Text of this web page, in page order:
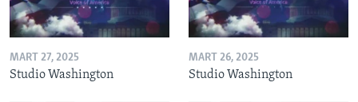
MART 27, 2025
Studio Washington
MART 26, 2025
Studio Washington